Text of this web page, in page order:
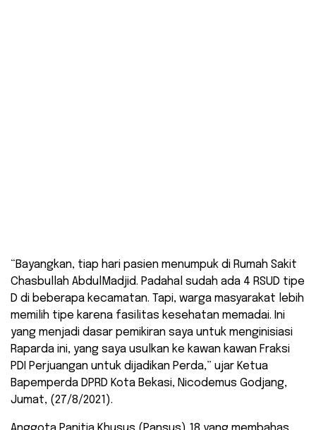
“Bayangkan, tiap hari pasien menumpuk di Rumah Sakit
Chasbullah AbdulMadjid. Padahal sudah ada 4 RSUD tipe
D di beberapa kecamatan. Tapi, warga masyarakat lebih
memilih tipe karena fasilitas kesehatan memadai. Ini
yang menjadi dasar pemikiran saya untuk menginisiasi
Raparda ini, yang saya usulkan ke kawan kawan Fraksi
PDI Perjuangan untuk dijadikan Perda,” ujar Ketua
Bapemperda DPRD Kota Bekasi, Nicodemus Godjang,
Jumat, (27/8/2021).